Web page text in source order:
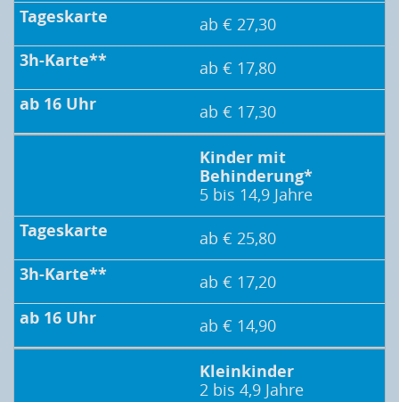
ab € 27,30
ab € 17,80
ab € 17,30
Kinder mit
Behinderung*
5 bis 14,9 Jahre
ab € 25,80
ab € 17,20
ab € 14,90
Kleinkinder
2 bis 4,9 Jahre